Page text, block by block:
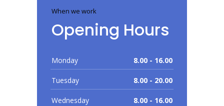
When we work
Opening Hours
Monday 8.00 - 16.00
Tuesday 8.00 - 20.00
Wednesday 8.00 - 16.00